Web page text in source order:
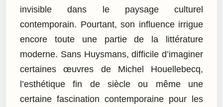
invisible dans le paysage culturel
contemporain. Pourtant, son influence irrigue
encore toute une partie de la littérature
moderne. Sans Huysmans, difficile d’imaginer
certaines œuvres de Michel Houellebecq,
l’esthétique fin de siècle ou même une
certaine fascination contemporaine pour les